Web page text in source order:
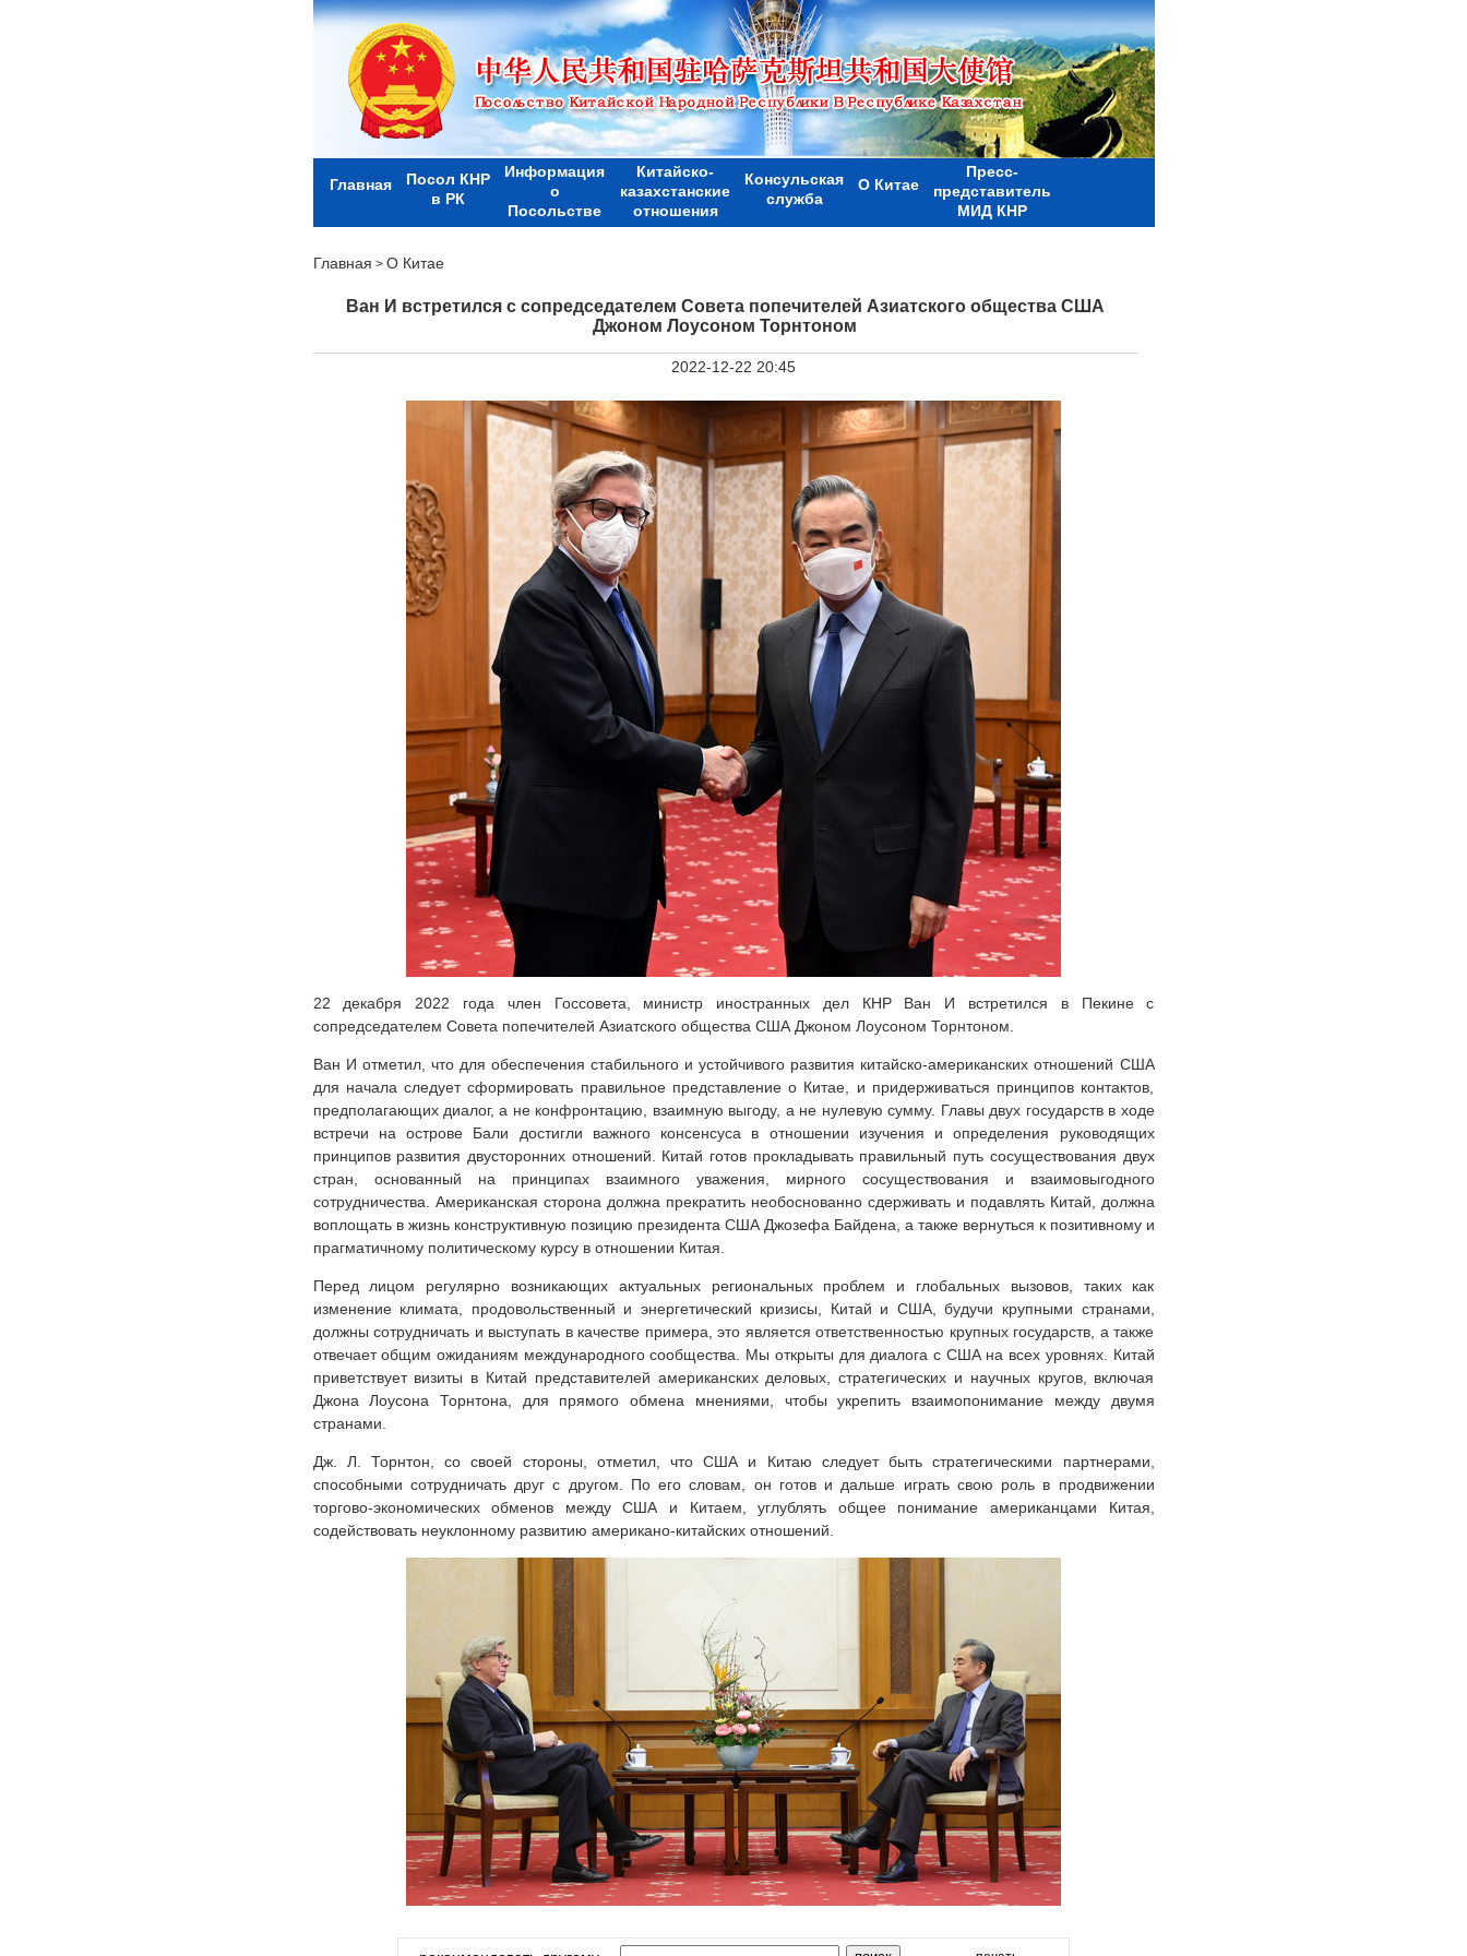
Главная
Посол КНР
в РК
Информация
о
Посольстве
Китайско-
казахстанские
отношения
Консульская
служба
О Китае
Пресс-
представитель
МИД КНР
Главная > О Китае
Ван И встретился с сопредседателем Совета попечителей Азиатского общества США
Джоном Лоусоном Торнтоном
2022-12-22 20:45
22 декабря 2022 года член Госсовета, министр иностранных дел КНР Ван И встретился в Пекине с
сопредседателем Совета попечителей Азиатского общества США Джоном Лоусоном Торнтоном.
Ван И отметил, что для обеспечения стабильного и устойчивого развития китайско-американских отношений США
для начала следует сформировать правильное представление о Китае, и придерживаться принципов контактов,
предполагающих диалог, а не конфронтацию, взаимную выгоду, а не нулевую сумму. Главы двух государств в ходе
встречи на острове Бали достигли важного консенсуса в отношении изучения и определения руководящих
принципов развития двусторонних отношений. Китай готов прокладывать правильный путь сосуществования двух
стран, основанный на принципах взаимного уважения, мирного сосуществования и взаимовыгодного
сотрудничества. Американская сторона должна прекратить необоснованно сдерживать и подавлять Китай, должна
воплощать в жизнь конструктивную позицию президента США Джозефа Байдена, а также вернуться к позитивному и
прагматичному политическому курсу в отношении Китая.
Перед лицом регулярно возникающих актуальных региональных проблем и глобальных вызовов, таких как
изменение климата, продовольственный и энергетический кризисы, Китай и США, будучи крупными странами,
должны сотрудничать и выступать в качестве примера, это является ответственностью крупных государств, а также
отвечает общим ожиданиям международного сообщества. Мы открыты для диалога с США на всех уровнях. Китай
приветствует визиты в Китай представителей американских деловых, стратегических и научных кругов, включая
Джона Лоусона Торнтона, для прямого обмена мнениями, чтобы укрепить взаимопонимание между двумя
странами.
Дж. Л. Торнтон, со своей стороны, отметил, что США и Китаю следует быть стратегическими партнерами,
способными сотрудничать друг с другом. По его словам, он готов и дальше играть свою роль в продвижении
торгово-экономических обменов между США и Китаем, углублять общее понимание американцами Китая,
содействовать неуклонному развитию американо-китайских отношений.